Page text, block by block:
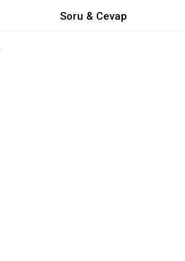
Soru & Cevap